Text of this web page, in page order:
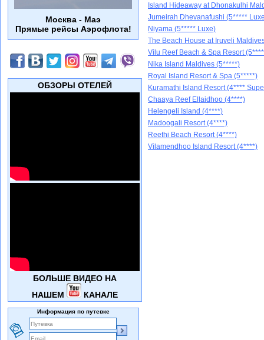
Island Hideaway at Dhonakulhi
Jumeirah Dhevanafushi (5*****
Niyama (5***** Luxe)
The Beach House at Iruveli
Vilu Reef Beach & Spa Resort
Nika Island Maldives (5*****)
Royal Island Resort & Spa (5*****)
Kuramathi Island Resort (4****
Chaaya Reef Ellaidhoo (4****)
Helengeli Island (4****)
Madoogali Resort (4****)
Reethi Beach Resort (4****)
Vilamendhoo Island Resort (4****)
Москва - Маэ
Прямые рейсы Аэрофлота!
ОБЗОРЫ ОТЕЛЕЙ
БОЛЬШЕ ВИДЕО НА
НАШЕМ
КАНАЛЕ
Информация по путевке